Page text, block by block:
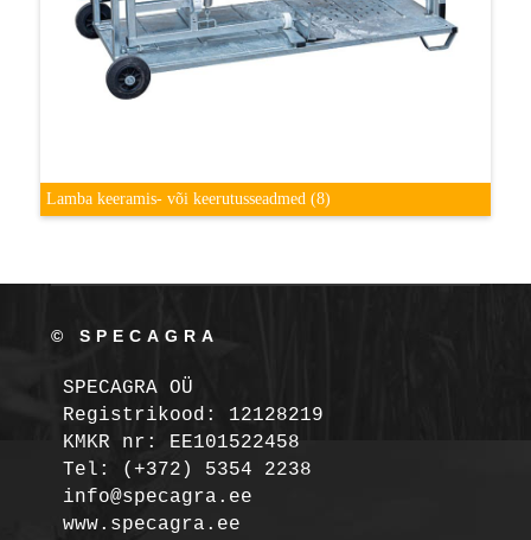
Lamba keeramis- või keerutusseadmed(8)
© SPECAGRA
SPECAGRA OÜ
Registrikood: 12128219
KMKR nr: EE101522458
Tel: (+372) 5354 2238
info@specagra.ee